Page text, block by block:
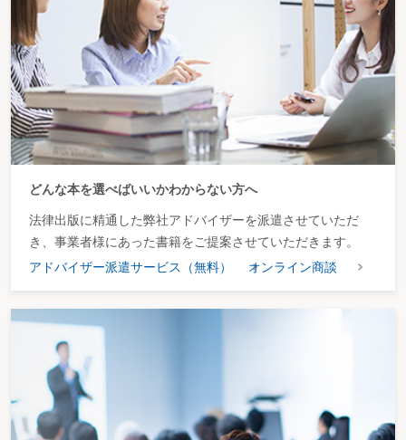
どんな本を選べばいいかわからない方へ
法律出版に精通した弊社アドバイザーを派遣させていただ
き、事業者様にあった書籍をご提案させていただきます。
アドバイザー派遣サービス（無料）
オンライン商談